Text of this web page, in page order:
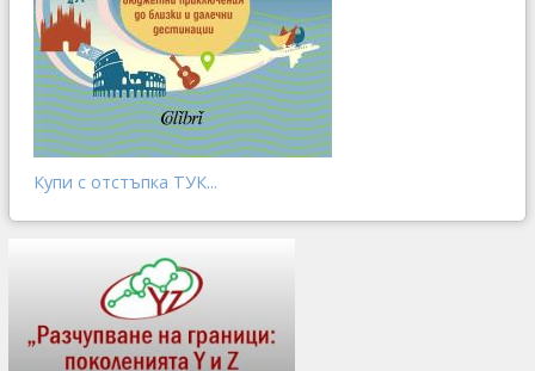
Купи с отстъпка ТУК...